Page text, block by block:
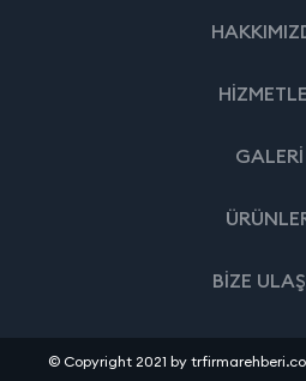
GALERİ
BİZE
© Copyright 2021 by